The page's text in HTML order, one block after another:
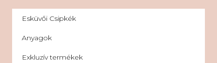
Esküvői Csipkék
Anyagok
Exkluzív termékek